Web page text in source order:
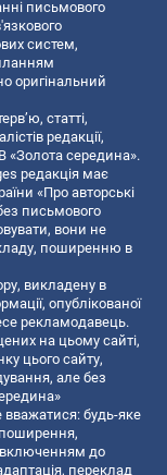
письмового
систем,
оригінальний
статті,
редакції,
«Золота середина».
редакція має
«Про авторські
письмового
вони не
поширенню в
викладену в
опублікованої
рекламодавець.
на цьому сайті,
цього сайту,
але без
будь-яке
включенням до
переклад